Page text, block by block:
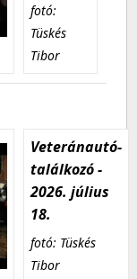
fotó:
Tüskés
Tibor
Veteránautó-
találkozó -
2026. július
18.
fotó: Tüskés
Tibor